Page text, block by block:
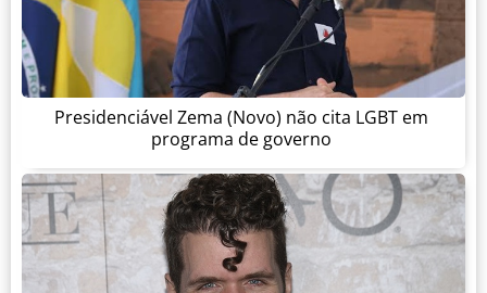
Presidenciável Zema (Novo) não cita LGBT em
programa de governo